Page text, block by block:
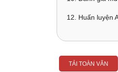
12. Huấn luyện
TẢI TOÀN VĂN